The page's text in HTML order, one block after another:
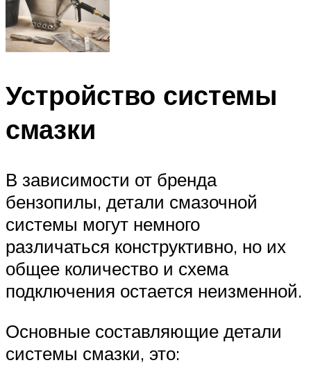
Устройство системы
смазки
В зависимости от бренда
бензопилы, детали смазочной
системы могут немного
различаться конструктивно, но их
общее количество и схема
подключения остается неизменной.
Основные составляющие детали
системы смазки, это: